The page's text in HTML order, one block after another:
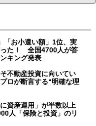
「お小遣い額」1位、実
った！ 全国4700人が答
キング発表
不動産投資に向いてい
ロが断言する“明確な理
資産運用」が半数以上
人「保険と投資」のリ